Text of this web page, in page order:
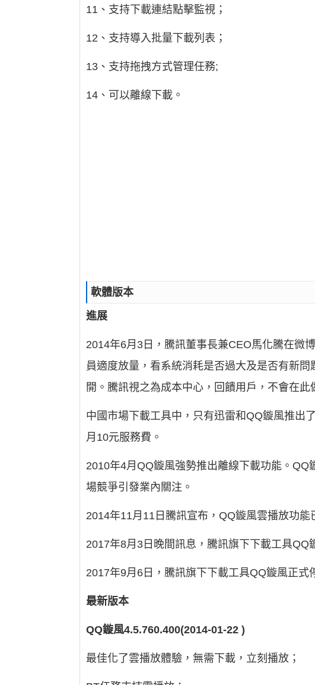
11、支持下載連結點擊監視；
12、支持導入批量下載列表；
13、支持拖拽方式管理任務;
14、可以離線下載。
軟體版本
進展
2014年6月3日，騰訊董事長兼CEO馬化騰在微
員適度放量，看系統消耗是否過大及是否有新
開。騰訊視之為成本中心，回饋用戶，不會在此
中國市場下載工具中，只有迅雷和QQ鏇風推出
月10元服務費。
2010年4月QQ鏇風強勢推出離線下載功能。
場競爭引發業內關注。
2014年11月11日騰訊宣布，QQ鏇風雲播放功
2017年8月3日晚間訊息，騰訊旗下下載工具
2017年9月6日，騰訊旗下下載工具QQ鏇風正式
最新版本
QQ鏇風4.5.760.400(2014-01-22 )
最佳化了雲播放體驗，無需下載，立刻播放；